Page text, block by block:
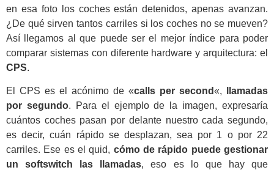
en esa foto los coches están detenidos, apenas avanzan.
¿De qué sirven tantos carriles si los coches no se mueven?
Así llegamos al que puede ser el mejor índice para poder
comparar sistemas con diferente hardware y arquitectura: el
CPS.
El CPS es el acónimo de «calls per second«,
llamadas
por segundo. Para el ejemplo de la imagen, expresaría
cuántos coches pasan por delante nuestro cada segundo,
es decir, cuán rápido se desplazan, sea por 1 o por 22
carriles. Ese es el quid, cómo de rápido puede gestionar
un softswitch las llamadas, eso es lo que hay que